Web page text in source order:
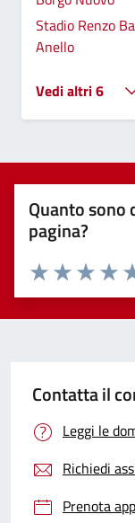
Stadio Renzo
Anello
Vedi altri 6
Quanto sono
pagina?
Valuta 3
Valuta 2
Valuta 1 stelle
Contatta il
Leggi le
Richiedi
Prenota